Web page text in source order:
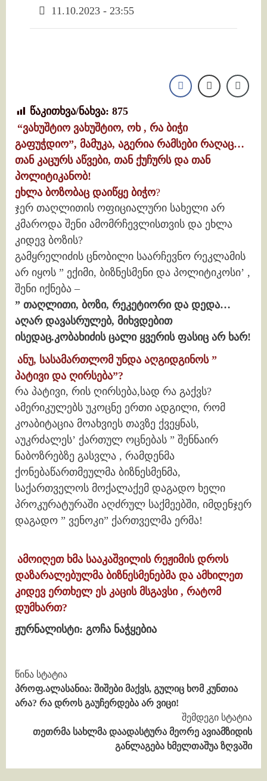
11.10.2023 - 23:55
წაკითხვა/ნახვა: 875
“ვახუშტიო ვახუშტიო, ოხ , რა ბიჭი
გაფუჭდიო”, მამუკა, აგერია რამსები რაღაც…
თან კაცურს აწვები, თან ქუჩურს და თან
პოლიტიკანობ!
ეხლა ბოზობაც დაიწყე ბიჭო?
ჯერ თაღლითის ოფიციალური სახელი არ
კმაროდა შენი ამომრჩევლისთვის და ეხლა
კიდევ ბოზის?
გამყრელიძის ცნობილი საარჩევნო რეკლამის
არ იყოს ” ექიმი, ბიზნესმენი და პოლიტიკოსი’ ,
შენი იქნება –
” თაღლითი, ბოზი, რეკეტიორი და დედა…
აღარ დავასრულებ, მიხვდებით
ისედაც.კობახიძის ცალი ყვერის ფასიც არ ხარ!
ანუ, სასამართლომ უნდა აღგიდგინოს ”
პატივი და ღირსება”?
რა პატივი, რის ღირსება,სად რა გაქვს?
ამერიკულებს უკოცნე ერთი ადგილი, რომ
კოაბიტაცია მოახვიეს თავზე ქვეყნას,
აუკრძალეს’ ქართულ ოცნებას ” შენნაირ
ნაბოზრებზე გასვლა , რამდენმა
ქონებაწართმეულმა ბიზნესმენმა,
საქართველოს მოქალაქემ დაგადო ხელი
პროკურატურაში აღძრულ საქმეებში, იმდენჯერ
დაგადო ” ვენოკი” ქართველმა ერმა!
ამოიღეთ ხმა სააკაშვილის რეჟიმის დროს
დაზარალებულმა ბიზნესმენებმა და ამხილეთ
კიდევ ერთხელ ეს კაცის მსგავსი , რატომ
დუმხართ?
ჟურნალისტი: გოჩა ნაჭყებია
Continue
Reading
წინა სტატია
პროფ.ალასანია: შიშები მაქვს, გულიც ხომ კუნთია
არა? რა დროს გაუჩერდება არ ვიცი!
შემდეგი სტატია
თეთრმა სახლმა დაადასტურა მეორე ავიამზიდის
განლაგება ხმელთაშუა ზღვაში